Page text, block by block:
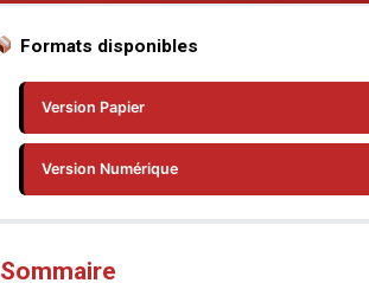
Formats disponibles
Version Papier
Version Numérique
Sommaire